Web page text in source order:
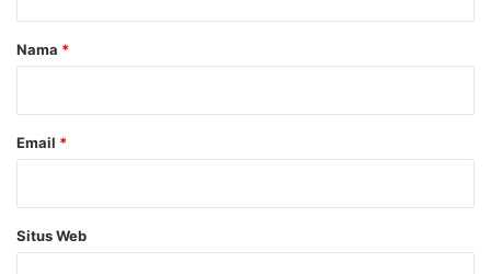
rNama *
Email *
Situs Web